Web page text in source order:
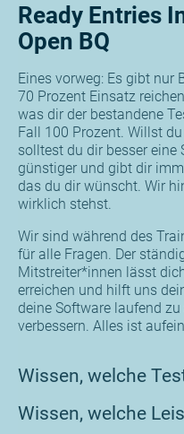
Wissen, welche
Wissen, welche
Ready Entries
Open BQ
Eines vorweg: Es gibt nur
70 Prozent Einsatz
was dir der bestandene
Fall 100 Prozent. Willst
solltest du dir besser
günstiger und gibt dir
das du dir wünscht. Wir
wirklich stehst.
Wir sind während des
für alle Fragen. Der
Mitstreiter*innen lässt
erreichen und hilft uns
deine Software laufend
verbessern. Alles ist